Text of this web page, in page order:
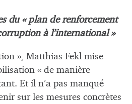
du « plan de renforcement
à l’international »
», Matthias Fekl mise
« de manière
Et il n’a pas manqué
sur les mesures concrètes